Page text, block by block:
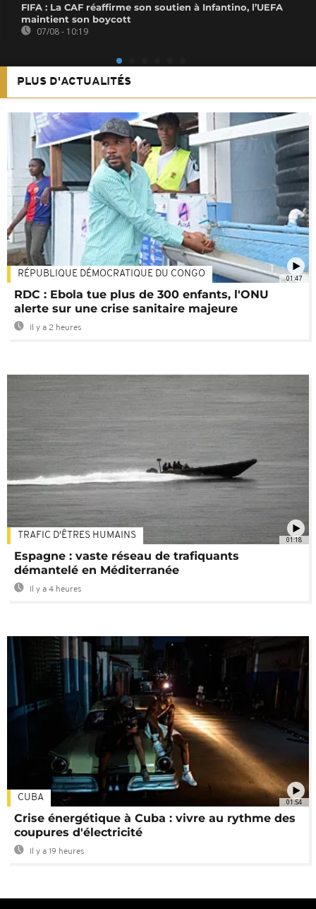
FIFA : La CAF réaffirme son soutien à Infantino, l’UEFA
maintient son boycott
07/08 - 10:19
PLUS D'ACTUALITÉS
01:47
RÉPUBLIQUE DÉMOCRATIQUE DU CONGO
RDC : Ebola tue plus de 300 enfants, l'ONU
alerte sur une crise sanitaire majeure
Il y a 2 heures
01:18
TRAFIC D'ÊTRES HUMAINS
Espagne : vaste réseau de trafiquants
démantelé en Méditerranée
Il y a 4 heures
01:54
CUBA
Crise énergétique à Cuba : vivre au rythme des
coupures d'électricité
Il y a 19 heures